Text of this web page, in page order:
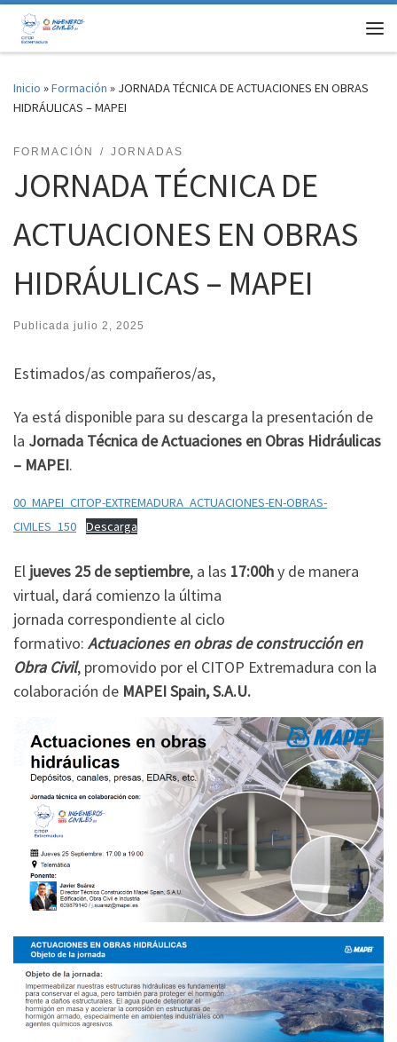
Saltar al contenido
Inicio »Formación » JORNADA TÉCNICA DE ACTUACIONES EN OBRAS
HIDRÁULICAS – MAPEI
FORMACIÓN JORNADAS
JORNADA TÉCNICA DE
ACTUACIONES EN OBRAS
HIDRÁULICAS – MAPEI
Publicada julio 2, 2025
Estimados/as compañeros/as,
Ya está disponible para su descarga la presentación de
la Jornada Técnica de Actuaciones en Obras Hidráulicas
– MAPEI.
00_MAPEI_CITOP-EXTREMADURA_ACTUACIONES-EN-OBRAS-
CIVILES_150
Descarga
El jueves 25 de septiembre, a las 17:00hy de manera
virtual, dará comienzo la última
jornada correspondiente al ciclo
formativo: Actuaciones en obras de construcción en
Obra Civil, promovido por el CITOP Extremadura con la
colaboración de MAPEI Spain, S.A.U.